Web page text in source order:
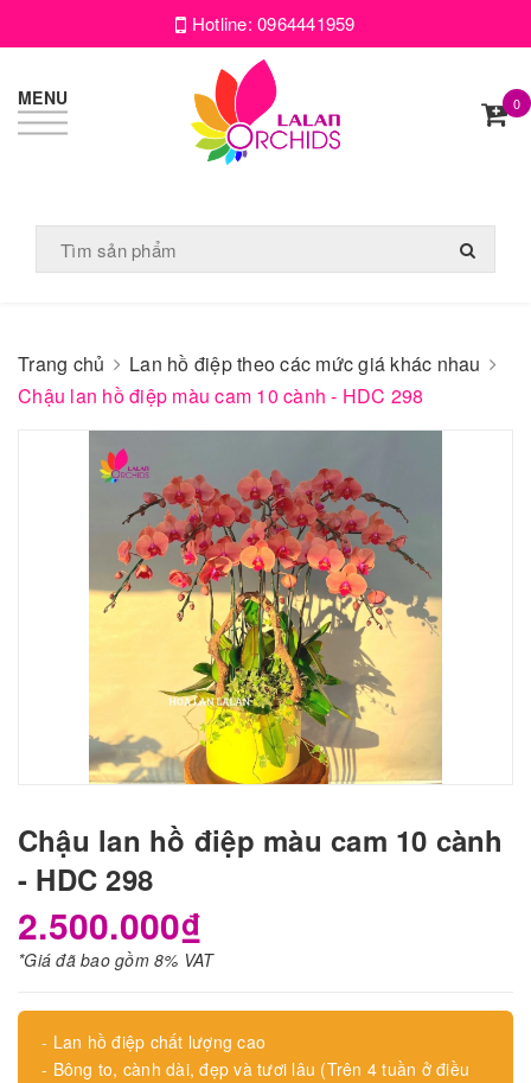
Hotline:0964441959
MENU 0
Trang chủ
Lan hồ điệp theo các mức giá khác nhau
Chậu lan hồ điệp màu cam 10 cành - HDC 298
Chậu lan hồ điệp màu cam 10 cành
- HDC 298
2.500.000₫
*Giá đã bao gồm 8% VAT
- Lan hồ điệp chất lượng cao
- Bông to, cành dài, đẹp và tươi lâu (Trên 4 tuần ở điều